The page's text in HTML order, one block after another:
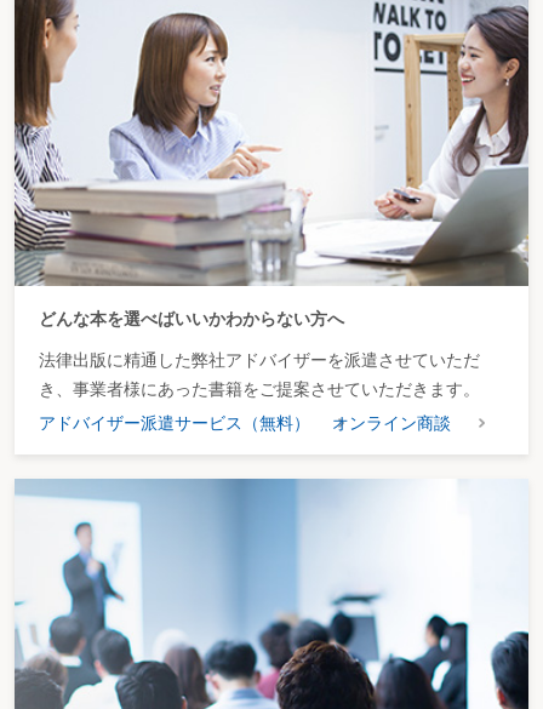
どんな本を選べばいいかわからない方へ
法律出版に精通した弊社アドバイザーを派遣させていただ
き、事業者様にあった書籍をご提案させていただきます。
アドバイザー派遣サービス（無料）
オンライン商談